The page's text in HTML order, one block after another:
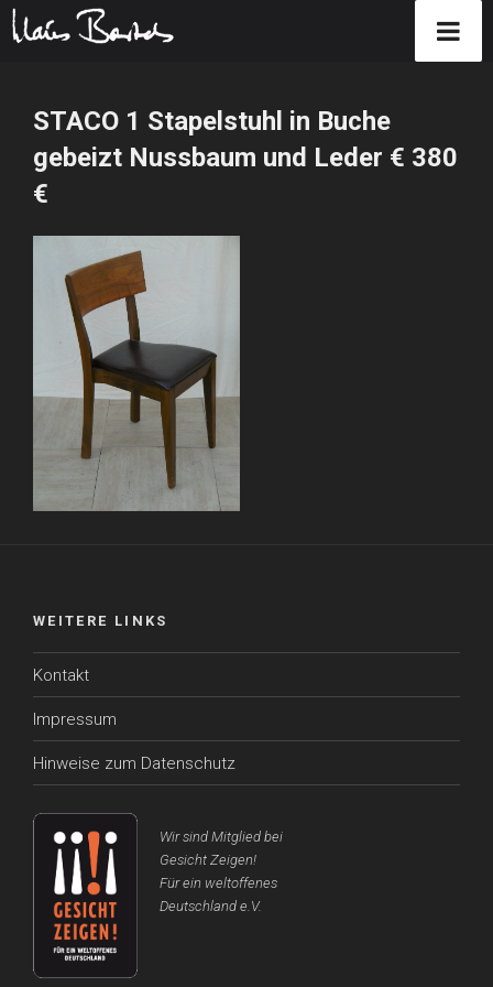
springenSTACO 1 Stapelstuhl in Buche
gebeizt Nussbaum und Leder € 380
€
WEITERE LINKS
Kontakt
Impressum
Hinweise zum Datenschutz
Wir sind Mitglied bei
Gesicht Zeigen!
Für ein weltoffenes
Deutschland e.V.